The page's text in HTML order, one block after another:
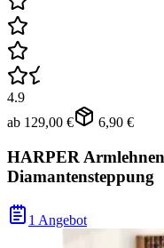
4.9
ab 129,00 € 6,90 €
HARPER
Diamantensteppung
1 Angebot